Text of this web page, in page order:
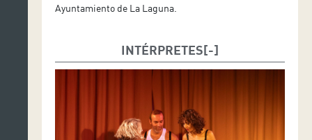
Ayuntamiento de La Laguna.
INTÉRPRETES